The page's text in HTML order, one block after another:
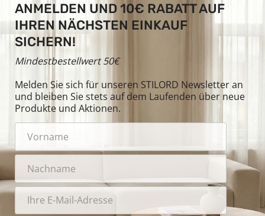
ANMELDEN UND 10€ RABATT AUF
IHREN NÄCHSTEN EINKAUF
SICHERN!
Mindestbestellwert 50€
Melden Sie sich für unseren STILORD Newsletter an
und bleiben Sie stets auf dem Laufenden über neue
Produkte und Aktionen.